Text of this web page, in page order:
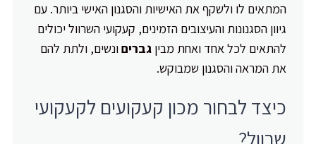
המתאים לו ולשקף את האישיות והסגנון האישי ביותר. עם
גיוון הסגנונות והעיצובים הזמינים, קעקועי השרוול יכולים
להתאים לכל אחד ואחת מבין גבריםונשים, ולתת להם
את המראה והסגנון שמבוקש.
כיצד לבחור מכון קעקועים לקעקועי
שרוול?